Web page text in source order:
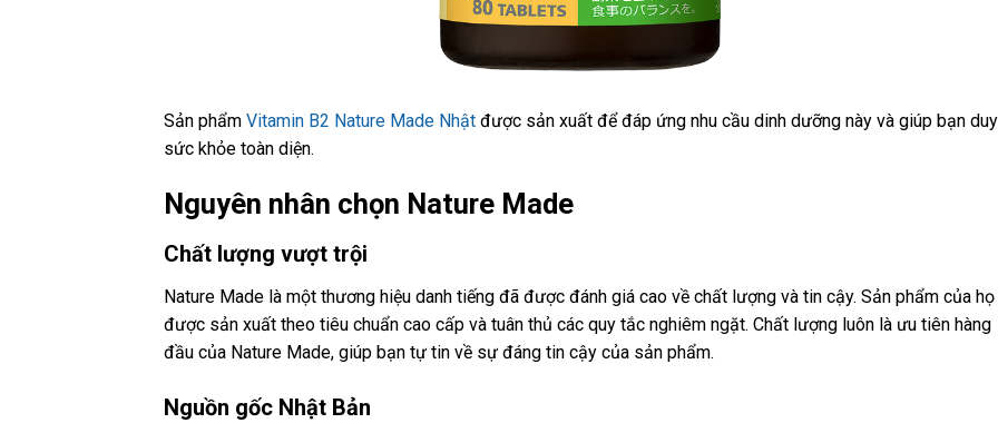
Sản phẩm Vitamin B2 Nature Made Nhật được sản xuất để đáp ứng nhu cầu dinh dưỡng này và giúp bạn
sức khỏe toàn diện.
Nguyên nhân chọn Nature Made
Chất lượng vượt trội
Nature Made là một thương hiệu danh tiếng đã được đánh giá cao về chất lượng và tin cậy. Sản phẩm của họ
được sản xuất theo tiêu chuẩn cao cấp và tuân thủ các quy tắc nghiêm ngặt. Chất lượng luôn là ưu tiên hàng
đầu của Nature Made, giúp bạn tự tin về sự đáng tin cậy của sản phẩm.
Nguồn gốc Nhật Bản